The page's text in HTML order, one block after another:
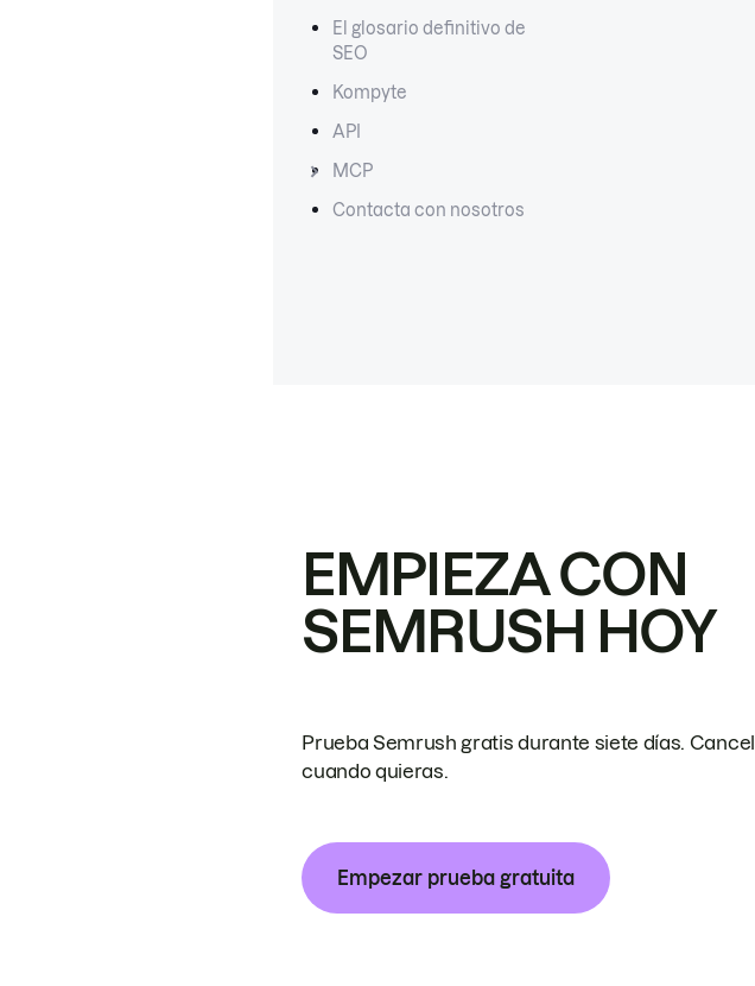
El glosario definitivo de
SEO
Kompyte
API
MCP
Contacta con nosotros
EMPIEZA CON
SEMRUSH HOY
Prueba Semrush gratis durante siete días.
cuando quieras.
Empezar prueba gratuita